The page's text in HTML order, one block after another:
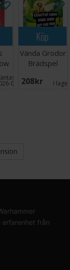
in:
09-30
Köp
Vända Grodor
Brädspel
208 SEK I
erfarenhet från